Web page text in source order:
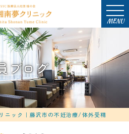
MENU
ブログ
ニック｜藤沢市の不妊治療/体外受精